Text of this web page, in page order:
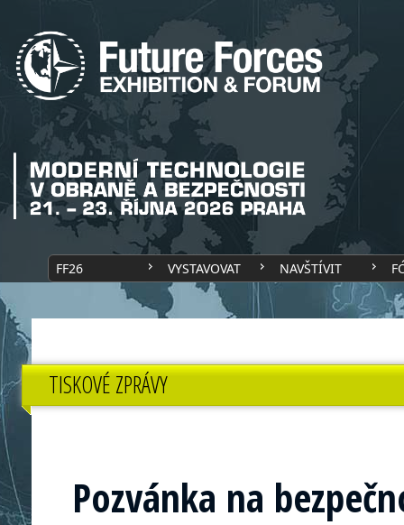
FF26 VYSTAVOVAT NAVŠTÍVIT
TISKOVÉ ZPRÁVY
Pozvánka na